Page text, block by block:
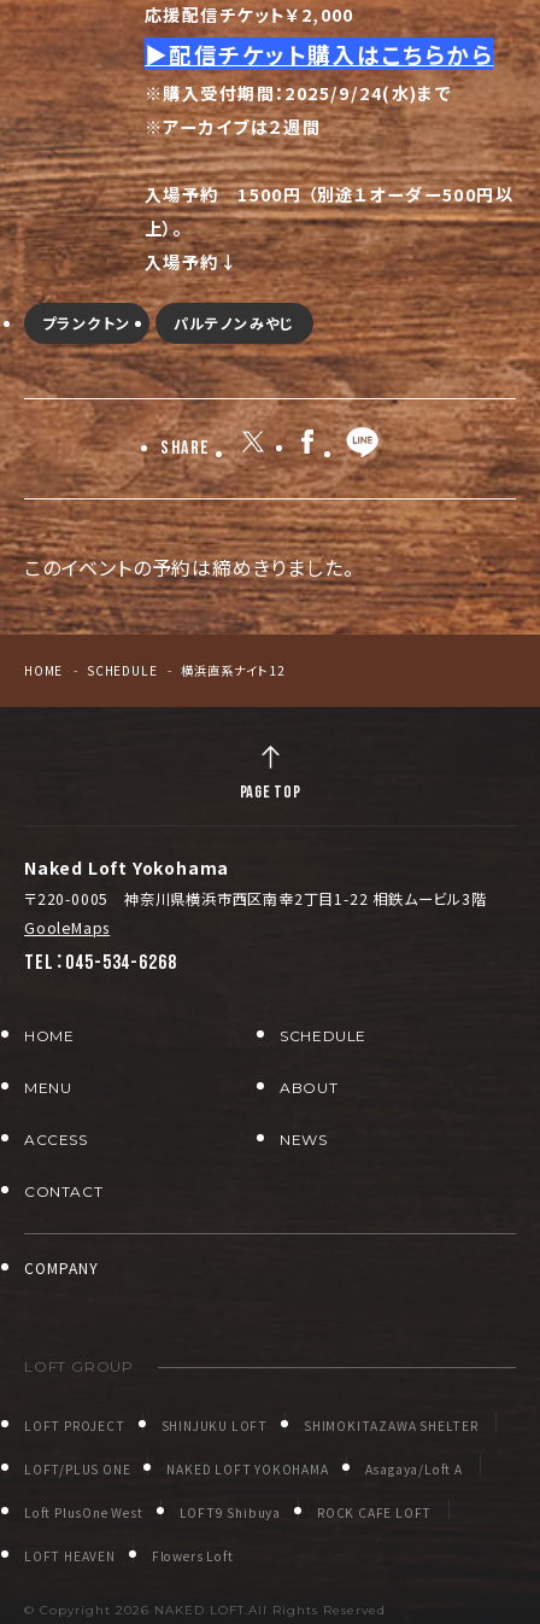
応援配信チケット￥2,000
▶︎配信チケット購入はこちらから
※購入受付期間：2025/9/24(水)まで
※アーカイブは２週間
入場予約 1500円 （別途１オーダー500円以
上）。
入場予約↓
プランクトン パルテノンみやじ
Share
このイベントの予約は締めきりました。
HOME SCHEDULE 横浜直系ナイト12
Naked Loft Yokohama
〒220-0005 神奈川県横浜市西区南幸2丁目1-22 相鉄ムービル3階
GooleMaps
TEL：045-534-6268
HOME SCHEDULE
MENU ABOUT
ACCESS NEWS
CONTACT
COMPANY
LOFT GROUP
LOFT PROJECT SHINJUKU LOFT SHIMOKITAZAWA SHELTER
LOFT/PLUS ONE NAKED LOFT YOKOHAMA Asagaya/Loft A
Loft PlusOne West LOFT9 Shibuya ROCK CAFE LOFT
LOFT HEAVEN Flowers Loft
© Copyright 2026 NAKED LOFT.All Rights Reserved
PAGE TOP